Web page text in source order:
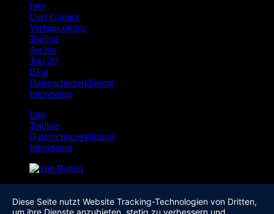
Info
User Comics
Verlagscomics
Tagliste
Archiv
Top 20
Blog
Datenschutzerklärung
Impressum
Info
Tagliste
Datenschutzerklärung
Impressum
Diese Seite nutzt Website Tracking-Technologien von Dritten,
um ihre Dienste anzubieten, stetig zu verbessern und